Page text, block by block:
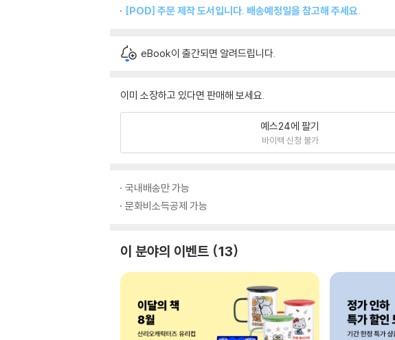
[POD] 주문 제작 도서입니다. 배송예정일을 참고해 주세요.
eBook이 출간되면 알려드립니다.
이미 소장하고 있다면 판매해 보세요.
예스24에 팔기
바이백 신청 불가
국내배송만 가능
문화비소득공제 가능
이 분야의 이벤트 13